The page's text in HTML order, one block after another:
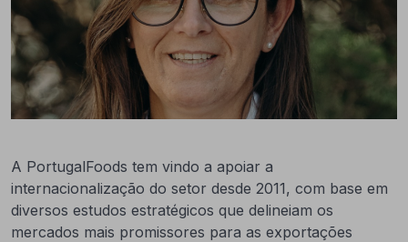
A PortugalFoods tem vindo a apoiar a
internacionalização do setor desde 2011, com base em
diversos estudos estratégicos que delineiam os
mercados mais promissores para as exportações